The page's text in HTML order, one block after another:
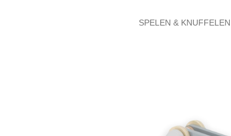
SPELEN & KNUFFELEN